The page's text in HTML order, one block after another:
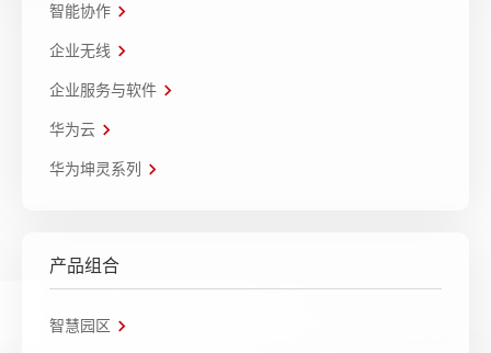
智能协作
企业无线
企业服务与软件
华为云
华为坤灵系列
产品组合
智慧园区